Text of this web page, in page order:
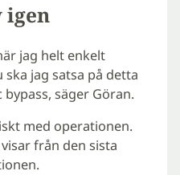
igen
jag helt enkelt
jag satsa på detta
säger Göran.
med operationen.
från den sista